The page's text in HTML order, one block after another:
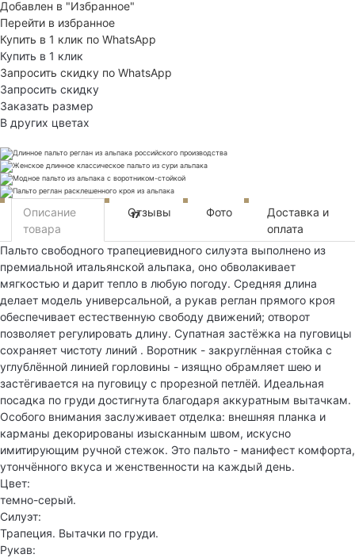
Добавлен в "Избранное"
Перейти в избранное
Купить в 1 клик по WhatsApp
Купить в 1 клик
Запросить скидку по WhatsApp
Запросить скидку
Заказать размер
В других цветах
Описание
товара
Отзывы
17 Фото
Доставка и
оплата
Пальто свободного трапециевидного силуэта выполнено из
премиальной итальянской альпака, оно обволакивает
мягкостью и дарит тепло в любую погоду. Средняя длина
делает модель универсальной, а рукав реглан прямого кроя
обеспечивает естественную свободу движений; отворот
позволяет регулировать длину. Супатная застёжка на пуговицы
сохраняет чистоту линий . Воротник - закруглённая стойка с
углублённой линией горловины - изящно обрамляет шею и
застёгивается на пуговицу с прорезной петлёй. Идеальная
посадка по груди достигнута благодаря аккуратным вытачкам.
Особого внимания заслуживает отделка: внешняя планка и
карманы декорированы изысканным швом, искусно
имитирующим ручной стежок. Это пальто - манифест комфорта,
утончённого вкуса и женственности на каждый день.
Цвет:
темно-серый.
Силуэт:
Трапеция. Вытачки по груди.
Рукав: